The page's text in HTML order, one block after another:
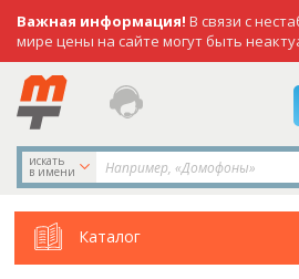
Важная информация! В связи с
мире цены на сайте могут быть
искать
в имени
Каталог